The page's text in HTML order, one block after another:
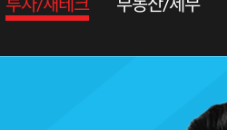
투자/재테크 부동산/세무